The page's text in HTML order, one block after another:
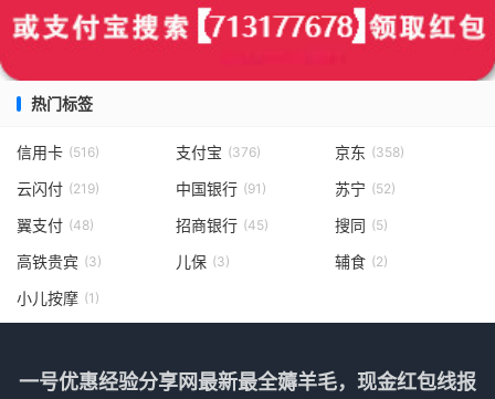
热门标签
信用卡 (516) 支付宝 (376) 京东 (358)
云闪付 (219) 中国银行 (91) 苏宁 (52)
翼支付 (48) 招商银行 (45) 搜同 (5)
高铁贵宾 (3) 儿保 (3) 辅食 (2)
小儿按摩 (1)
一号优惠经验分享网最新最全薅羊毛，现金红包线报